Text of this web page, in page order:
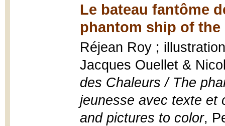
Le bateau fantôme
phantom ship of the
Réjean Roy ;
Jacques Ouellet &
des Chaleurs / The
jeunesse avec texte et
and pictures to color,